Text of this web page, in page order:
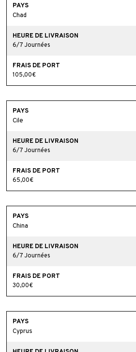
Chad
6/7 Journées
105,00€
Cile
6/7 Journées
65,00€
China
6/7 Journées
30,00€
Cyprus